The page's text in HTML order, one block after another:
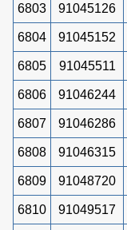
6803 91045126
6804 91045152
6805 91045511
6806 91046244
6807 91046286
6808 91046315
6809 91048720
6810 91049517